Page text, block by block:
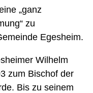
„ganz
zu
Egesheim.
Wilhelm
zum Bischof der
Bis zu seinem